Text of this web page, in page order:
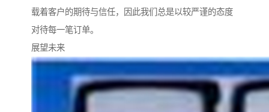
载着客户的期待与信任，因此我们总是以较严谨的态度
对待每一笔订单。
展望未来